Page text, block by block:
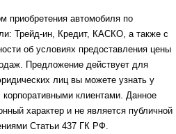
приобретения автомобиля по
Трейд-ин, Кредит, КАСКО, а также с
об условиях предоставления цены
Предложение действует для
лиц вы можете узнать у
клиентами. Данное
характер и не является публичной
Статьи 437 ГК РФ.